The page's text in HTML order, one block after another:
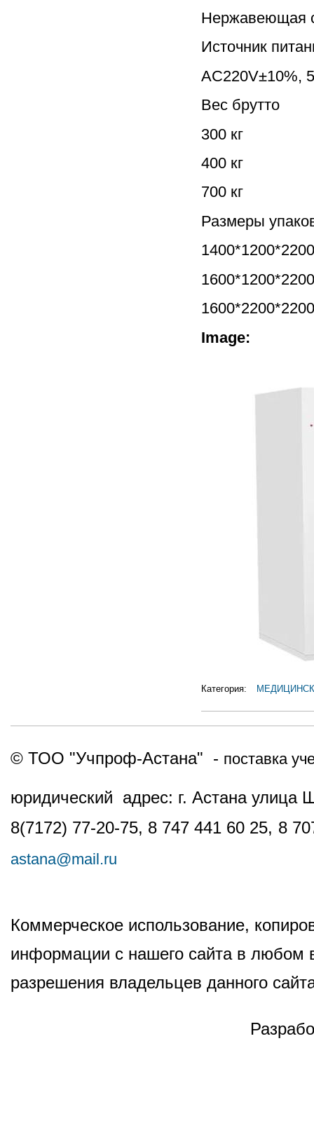
Нержавеющая
Источник
AC220V±10%,
Вес брутто
300 кг
400 кг
700 кг
Размеры
1400*1200*2200
1600*1200*2200
1600*2200*2200
Image:
Категория:
© ТОО "Учпроф-Астана" - поставка
юридический адрес: г. Астана
8(7172) 77-20-75, 8 747 441 60 25, 8
astana@mail.ru
Коммерческое использование,
информации с нашего сайта в любом
разрешения владельцев данного